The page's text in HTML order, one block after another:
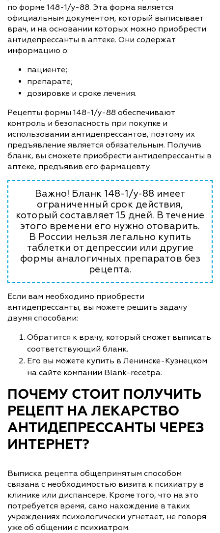
по форме 148-1/у-88. Эта форма является
официальным документом, который выписывает
врач, и на основании которых можно приобрести
антидепрессанты в аптеке. Они содержат
информацию о:
пациенте;
препарате;
дозировке и сроке лечения.
Рецепты формы 148-1/у-88 обеспечивают
контроль и безопасность при покупке и
использовании антидепрессантов, поэтому их
предъявление является обязательным. Получив
бланк, вы сможете приобрести антидепрессанты в
аптеке, предъявив его фармацевту.
Важно! Бланк 148-1/у-88 имеет
ограниченный срок действия,
который составляет 15 дней. В течение
этого времени его нужно отоварить.
В России нельзя легально купить
таблетки от депрессии или другие
формы аналогичных препаратов без
рецепта.
Если вам необходимо приобрести
антидепрессанты, вы можете решить задачу
двумя способами:
Обратится к врачу, который сможет выписать
соответствующий бланк.
Его вы можете купить в Ленинске-Кузнецком
на сайте компании Blank-recetpa.
ПОЧЕМУ СТОИТ ПОЛУЧИТЬ
РЕЦЕПТ НА ЛЕКАРСТВО
АНТИДЕПРЕССАНТЫ ЧЕРЕЗ
ИНТЕРНЕТ?
Выписка рецепта общепринятым способом
связана с необходимостью визита к психиатру в
клинике или диспансере. Кроме того, что на это
потребуется время, само нахождение в таких
учреждениях психологически угнетает, не говоря
уже об общении с психиатром.